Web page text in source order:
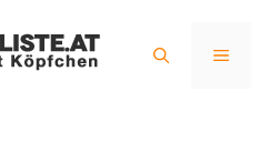
MENÜ